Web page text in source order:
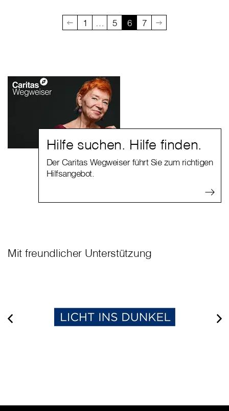
1 5 6 7
Hilfe suchen. Hilfe finden.
Der Caritas Wegweiser führt Sie zum richtigen
Hilfsangebot.
Mit freundlicher Unterstützung